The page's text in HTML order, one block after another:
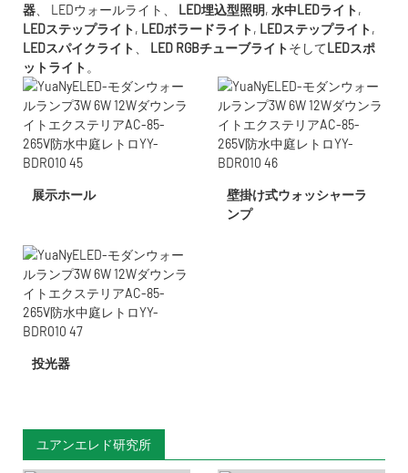
器
LEDウォールライト LED埋込型照明, 水中LEDライト,
LEDステップライト, LEDボラードライト, LEDステップライト,
LEDスパイクライト
LED RGBチューブライトそしてLEDスポ
ットライト 。
展示ホール
壁掛け式ウォッシャーラ
ンプ
投光器
ユアンエレド研究所